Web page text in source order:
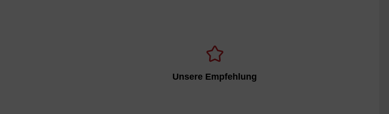
feste
Unsere Empfehlung
Mit diesem Produkt in dieser Kategorie sind Sie garantiert nicht auf der
falschen Seite. Es ist bestimmt auch für Sie bestens geeignet!